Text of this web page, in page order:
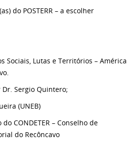
do POSTERR – a escolher
Sociais, Lutas e Territórios – América
Dr. Sergio Quintero;
(UNEB)
CONDETER – Conselho de
do Recôncavo